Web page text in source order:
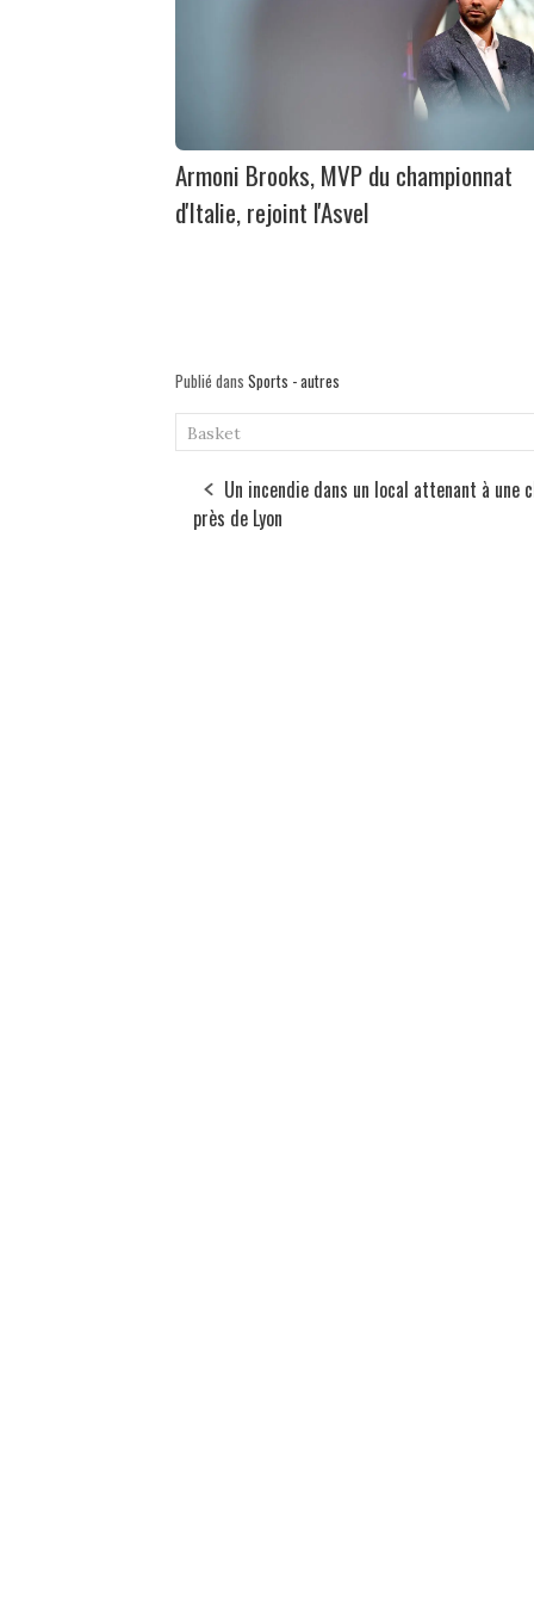
Armoni Brooks, MVP du championnat
d'Italie, rejoint l'Asvel
Publié dans Sports - autres
Basket
Un incendie dans un local attenant à une
près de Lyon